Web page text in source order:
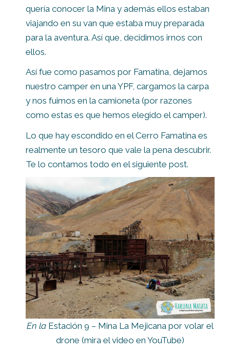
quería conocer la Mina y además ellos estaban
viajando en su van que estaba muy preparada
para la aventura. Así que, decidimos irnos con
ellos.
Así fue como pasamos por Famatina, dejamos
nuestro camper en una YPF, cargamos la carpa
y nos fuimos en la camioneta (por razones
como estas es que hemos elegido el camper).
Lo que hay escondido en el Cerro Famatina es
realmente un tesoro que vale la pena descubrir.
Te lo contamos todo en el siguiente post.
En la Estación 9 – Mina La Mejicana por volar el
drone (mira el video en YouTube)